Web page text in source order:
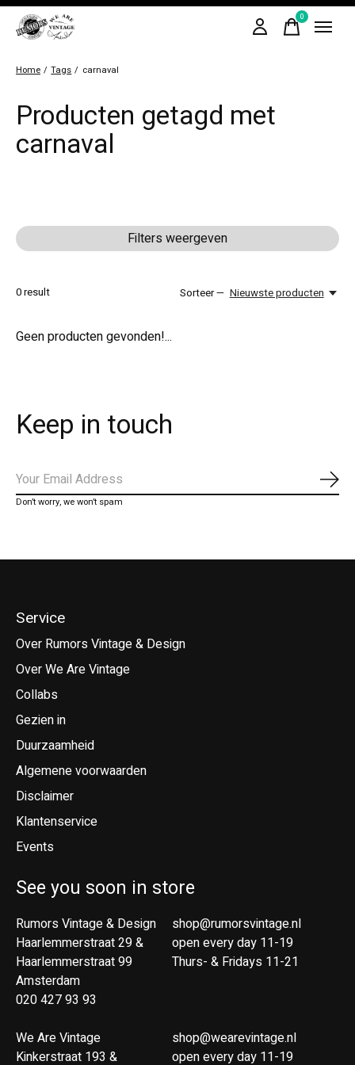
0items
Home / Tags / carnaval
Producten getagd met
carnaval
Filters weergeven
0result Sorteer — Nieuwste producten
Geen producten gevonden!...
Keep in touch
Don’t worry, we won’t spam
Service
Over Rumors Vintage & Design
Over We Are Vintage
Collabs
Gezien in
Duurzaamheid
Algemene voorwaarden
Disclaimer
Klantenservice
Events
See you soon in store
Rumors Vintage & Design
Haarlemmerstraat 29 &
Haarlemmerstraat 99
Amsterdam
020 427 93 93
We Are Vintage
Kinkerstraat 193 &
shop@rumorsvintage.nl
open every day 11-19
Thurs- & Fridays 11-21
shop@wearevintage.nl
open every day 11-19